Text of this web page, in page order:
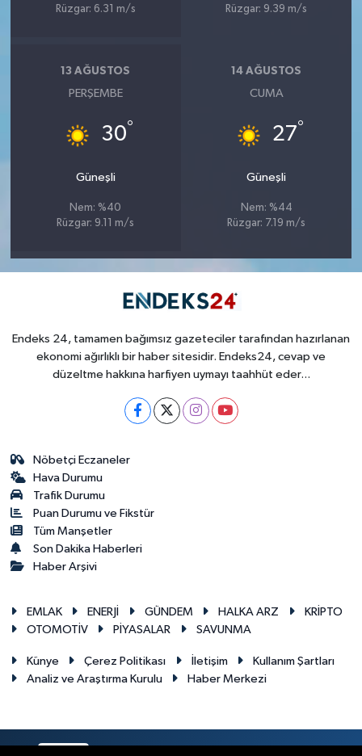
Rüzgar: 6.31 m/s
Rüzgar: 9.39 m/s
13 AĞUSTOS
PERŞEMBE
30°
Güneşli
Nem: %40
Rüzgar: 9.11 m/s
14 AĞUSTOS
CUMA
27°
Güneşli
Nem: %44
Rüzgar: 7.19 m/s
Endeks 24, tamamen bağımsız gazeteciler tarafından hazırlanan
ekonomi ağırlıklı bir haber sitesidir. Endeks24, cevap ve
düzeltme hakkına harfiyen uymayı taahhüt eder...
Nöbetçi Eczaneler
Hava Durumu
Trafik Durumu
Puan Durumu ve Fikstür
Tüm Manşetler
Son Dakika Haberleri
Haber Arşivi
EMLAK ENERJİ GÜNDEM HALKA ARZ
KRİPTO
OTOMOTİV
PİYASALAR SAVUNMA
Künye Çerez Politikası İletişim
Kullanım Şartları
Analiz ve Araştırma Kurulu
Haber Merkezi